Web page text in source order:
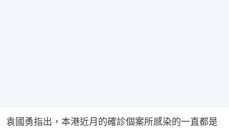
袁國勇指出，本港近月的確診個案所感染的一直都是